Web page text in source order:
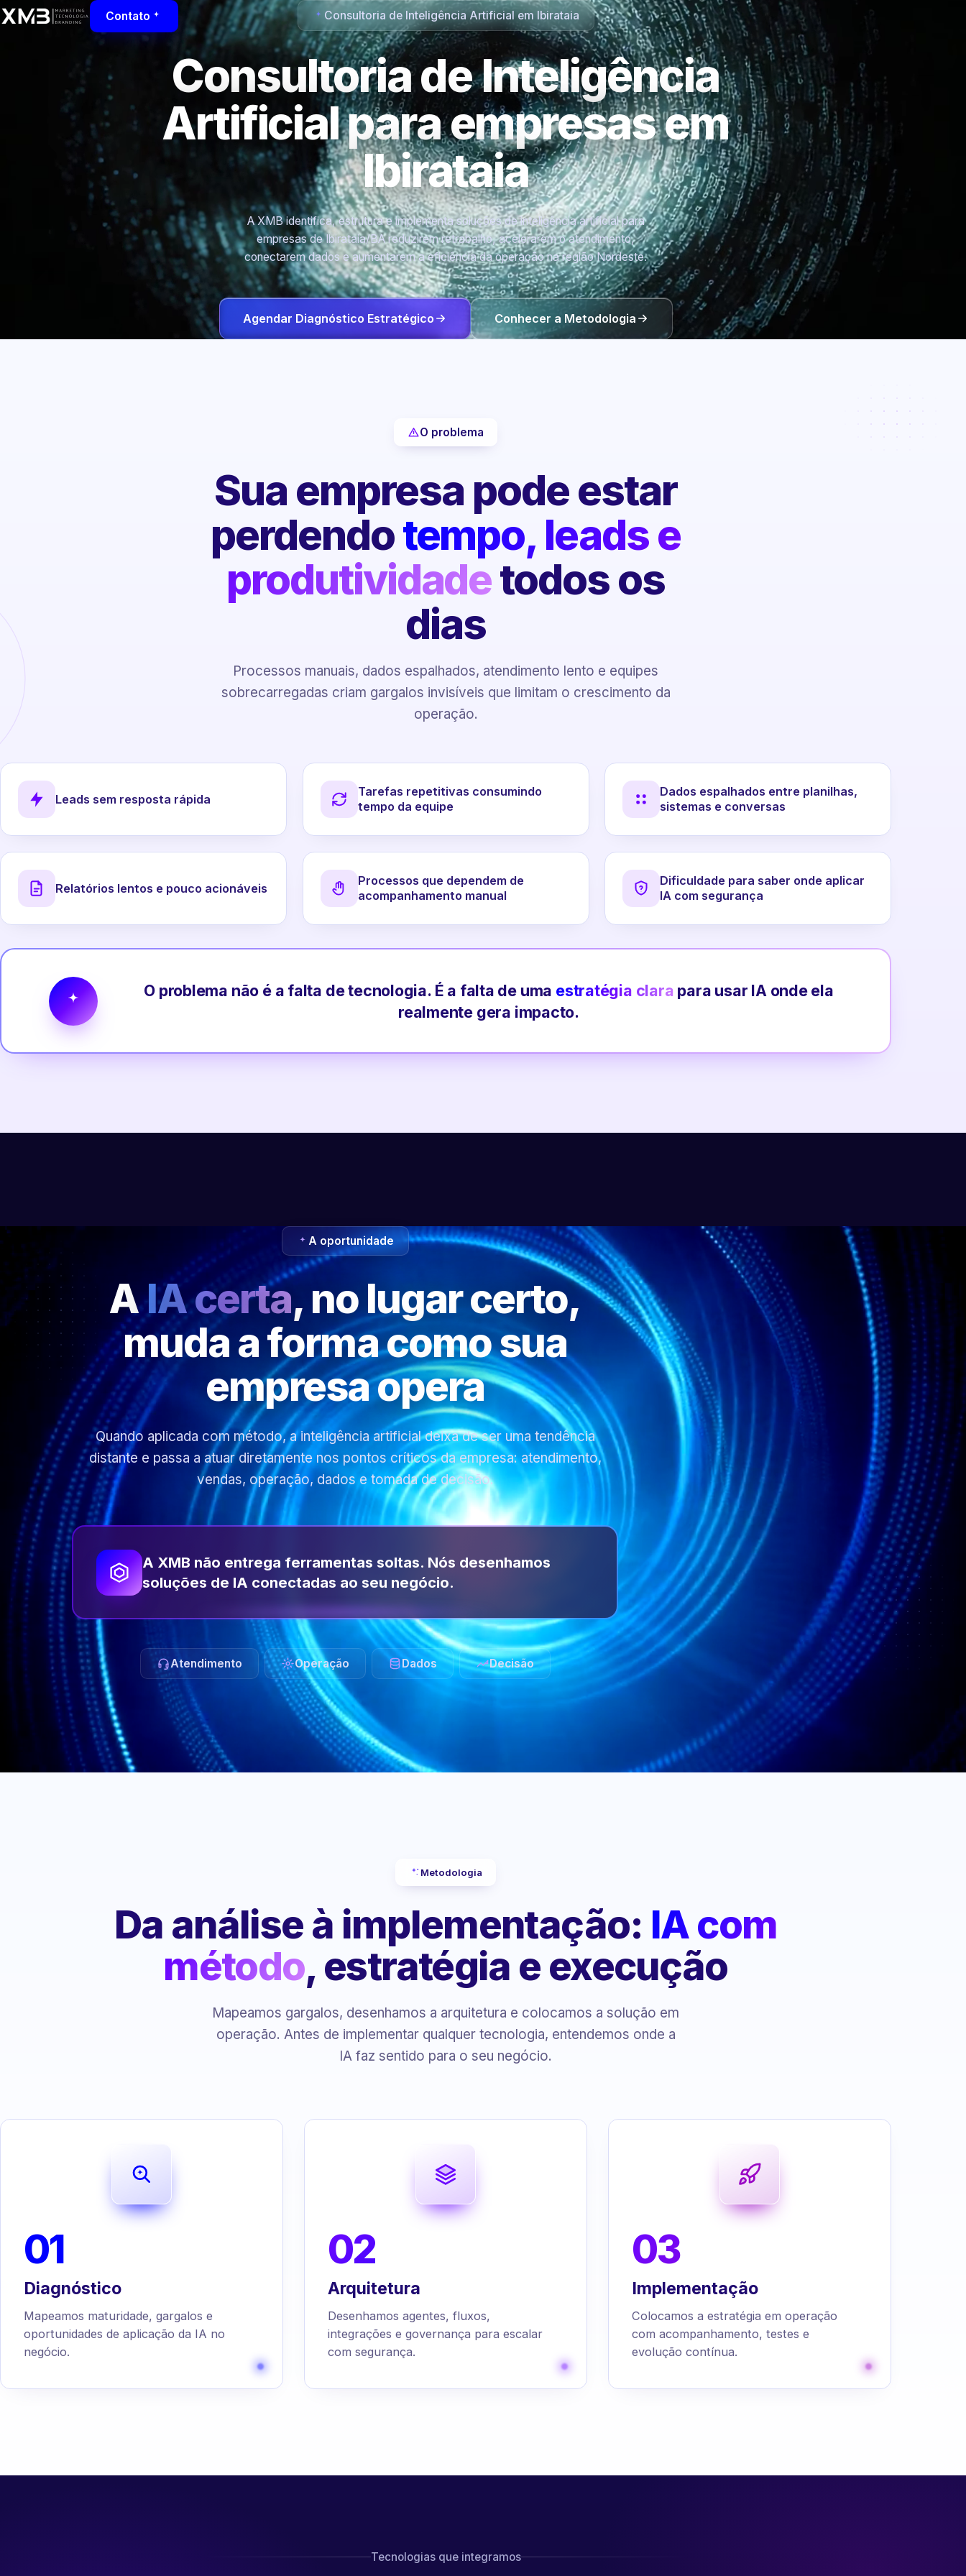
Contato Consultoria de Inteligência Artificial em Ibirataia
Consultoria de Inteligência
Artificial para empresas em
Ibirataia
A XMB identifica, estrutura e implementa soluções de inteligência artificial para
empresas de Ibirataia/BA reduzirem retrabalho, acelerarem o atendimento,
conectarem dados e aumentarem a eficiência da operação na região Nordeste.
Agendar Diagnóstico Estratégico Conhecer a Metodologia
O problema
Sua empresa pode estar
perdendotempo, leads e
produtividadetodos os
dias
Processos manuais, dados espalhados, atendimento lento e equipes
sobrecarregadas criam gargalos invisíveis que limitam o crescimento da
operação.
Leads sem resposta rápida
Tarefas repetitivas consumindo
tempo da equipe
Dados espalhados entre planilhas,
sistemas e conversas
Relatórios lentos e pouco acionáveis
Processos que dependem de
acompanhamento manual
Dificuldade para saber onde aplicar
IA com segurança
O problema não é a falta de tecnologia. É a falta de uma estratégia clara para usar IA onde ela
realmente gera impacto.
A oportunidade
AIA certa, no lugar certo,
muda a forma como sua
empresa opera
Quando aplicada com método, a inteligência artificial deixa de ser uma tendência
distante e passa a atuar diretamente nos pontos críticos da empresa: atendimento,
vendas, operação, dados e tomada de decisão.
A XMB não entrega ferramentas soltas. Nós desenhamos
soluções de IA conectadas ao seu negócio.
Atendimento Operação Dados Decisão
Metodologia
Da análise à implementação: IA com
método, estratégia e execução
Mapeamos gargalos, desenhamos a arquitetura e colocamos a solução em
operação. Antes de implementar qualquer tecnologia, entendemos onde a
IA faz sentido para o seu negócio.
01
Diagnóstico
Mapeamos maturidade, gargalos e
oportunidades de aplicação da IA no
negócio.
02
Arquitetura
Desenhamos agentes, fluxos,
integrações e governança para escalar
com segurança.
03
Implementação
Colocamos a estratégia em operação
com acompanhamento, testes e
evolução contínua.
Tecnologias que integramos